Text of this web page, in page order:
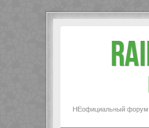
НЕофициальный форум